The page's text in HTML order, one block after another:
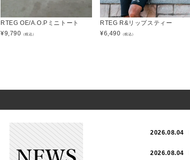
RTEG OE/A.O.Pミニトート
¥9,790 （税込）
RTEG R&リップスティー
¥6,490 （税込）
2026.08.04
2026.08.04